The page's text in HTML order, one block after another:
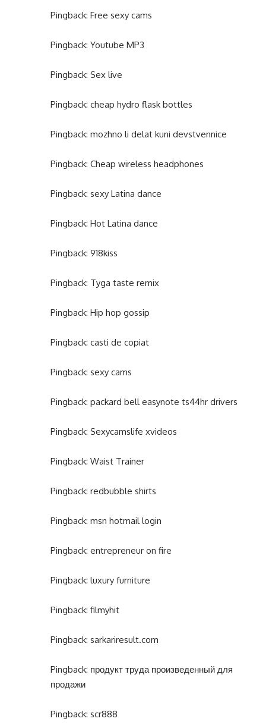
Pingback: Free sexy cams
Pingback: Youtube MP3
Pingback: Sex live
Pingback: cheap hydro flask bottles
Pingback: mozhno li delat kuni devstvennice
Pingback: Cheap wireless headphones
Pingback: sexy Latina dance
Pingback: Hot Latina dance
Pingback: 918kiss
Pingback: Tyga taste remix
Pingback: Hip hop gossip
Pingback: casti de copiat
Pingback: sexy cams
Pingback: packard bell easynote ts44hr drivers
Pingback: Sexycamslife xvideos
Pingback: Waist Trainer
Pingback: redbubble shirts
Pingback: msn hotmail login
Pingback: entrepreneur on fire
Pingback: luxury furniture
Pingback: filmyhit
Pingback: sarkariresult.com
Pingback: продукт труда произведенный для
продажи
Pingback: scr888